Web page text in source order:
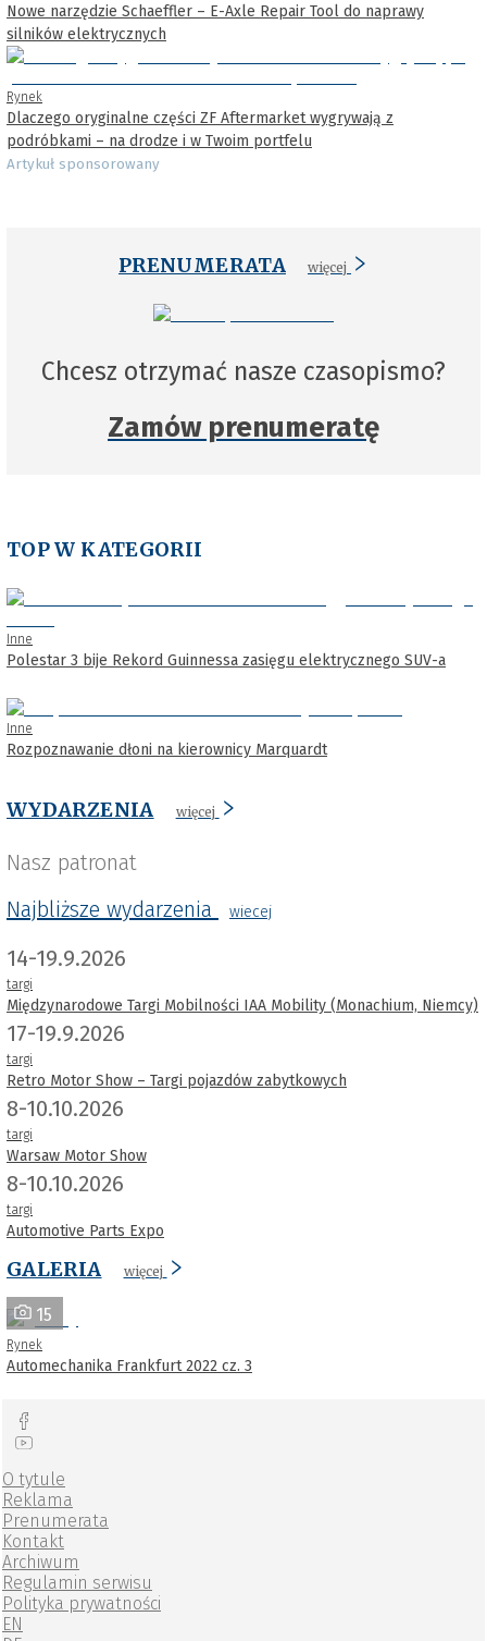
Nowe narzędzie Schaeffler – E-Axle Repair Tool do naprawy
silników elektrycznych
Rynek
Dlaczego oryginalne części ZF Aftermarket wygrywają z
podróbkami – na drodze i w Twoim portfelu
Artykuł sponsorowany
PRENUMERATA więcej
Chcesz otrzymać nasze czasopismo?
Zamów prenumeratę
TOP W KATEGORII
Inne
Polestar 3 bije Rekord Guinnessa zasięgu elektrycznego SUV-a
Inne
Rozpoznawanie dłoni na kierownicy Marquardt
WYDARZENIA więcej
Nasz patronat
Najbliższe wydarzenia
wiecej
14-19.9.2026
targi
Międzynarodowe Targi Mobilności IAA Mobility (Monachium, Niemcy)
17-19.9.2026
targi
Retro Motor Show – Targi pojazdów zabytkowych
8-10.10.2026
targi
Warsaw Motor Show
8-10.10.2026
targi
Automotive Parts Expo
GALERIA więcej
15
Rynek
Automechanika Frankfurt 2022 cz. 3
O tytule
Reklama
Prenumerata
Kontakt
Archiwum
Regulamin serwisu
Polityka prywatności
EN